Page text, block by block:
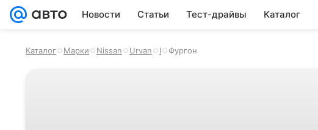
Новости Статьи Тест-драйвы Каталог
Каталог Марки Nissan Urvan I Фургон